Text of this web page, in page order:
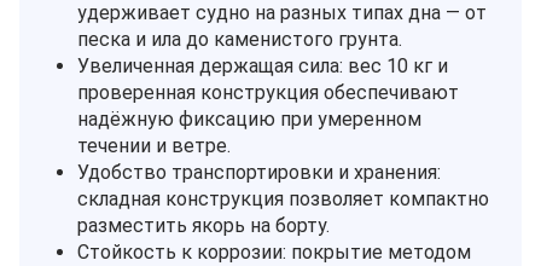
удерживает судно на разных типах дна — от
песка и ила до каменистого грунта.
Увеличенная держащая сила: вес 10 кг и
проверенная конструкция обеспечивают
надёжную фиксацию при умеренном
течении и ветре.
Удобство транспортировки и хранения:
складная конструкция позволяет компактно
разместить якорь на борту.
Стойкость к коррозии: покрытие методом